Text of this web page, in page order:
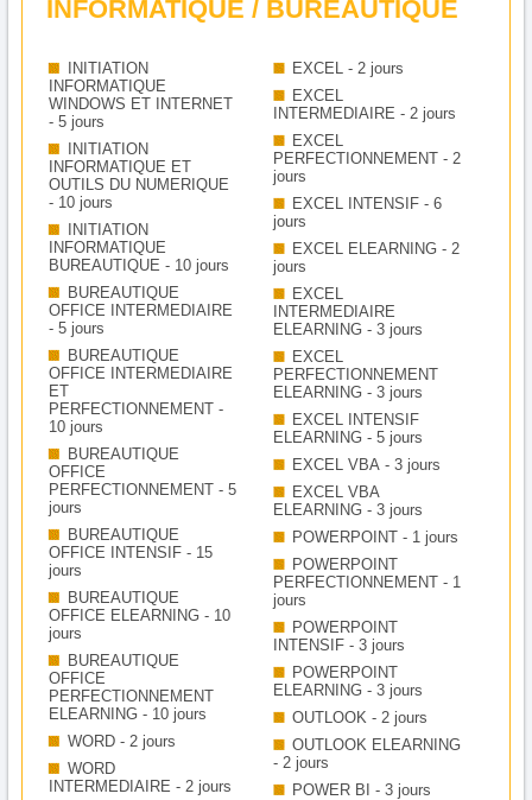
INFORMATIQUE / BUREAUTIQUE
INITIATION
INFORMATIQUE
WINDOWS ET INTERNET
- 5 jours
INITIATION
INFORMATIQUE ET
OUTILS DU NUMERIQUE
- 10 jours
INITIATION
INFORMATIQUE
BUREAUTIQUE - 10 jours
BUREAUTIQUE
OFFICE INTERMEDIAIRE
- 5 jours
BUREAUTIQUE
OFFICE INTERMEDIAIRE
ET
PERFECTIONNEMENT -
10 jours
BUREAUTIQUE
OFFICE
PERFECTIONNEMENT - 5
jours
BUREAUTIQUE
OFFICE INTENSIF - 15
jours
BUREAUTIQUE
OFFICE ELEARNING - 10
jours
BUREAUTIQUE
OFFICE
PERFECTIONNEMENT
ELEARNING - 10 jours
WORD - 2 jours
WORD
INTERMEDIAIRE - 2 jours
EXCEL - 2 jours
EXCEL
INTERMEDIAIRE - 2 jours
EXCEL
PERFECTIONNEMENT - 2
jours
EXCEL INTENSIF - 6
jours
EXCEL ELEARNING - 2
jours
EXCEL
INTERMEDIAIRE
ELEARNING - 3 jours
EXCEL
PERFECTIONNEMENT
ELEARNING - 3 jours
EXCEL INTENSIF
ELEARNING - 5 jours
EXCEL VBA - 3 jours
EXCEL VBA
ELEARNING - 3 jours
POWERPOINT - 1 jours
POWERPOINT
PERFECTIONNEMENT - 1
jours
POWERPOINT
INTENSIF - 3 jours
POWERPOINT
ELEARNING - 3 jours
OUTLOOK - 2 jours
OUTLOOK ELEARNING
- 2 jours
POWER BI - 3 jours